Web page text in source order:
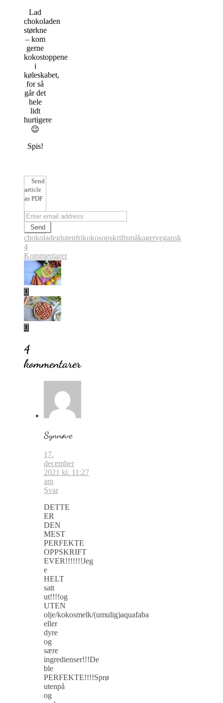
Lad
chokoladen
størkne
– kom
gerne
kokostoppene
i
køleskabet,
for så
går det
hele
lidt
hurtigere
😉
Spis!
Send
article
as PDF
chokoladeglutenfrikokosopskriftsmåkagervegansk
4
Kommentarer
4
kommentarer
Synnøve
17.
december
2021 kl. 11:27
am
Svar
DETTE
ER
DEN
MEST
PERFEKTE
OPPSKRIFT
EVER!!!!!!!Jeg
e
HELT
satt
ut!!!!og
UTEN
olje/kokosmelk/(umulig)aquafaba
eller
dyre
og
sære
ingredienser!!!De
ble
PERFEKTE!!!!Sprø
utenpå
og